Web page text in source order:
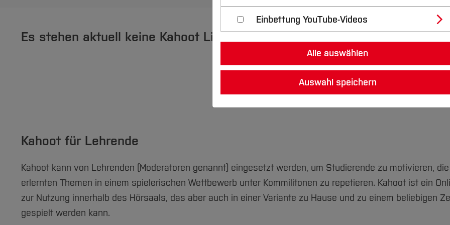
Es stehen aktuell keine Kahoot Lizenzen mehr zur Verfügung!!!
Kahoot für Lehrende
Kahoot kann von Lehrenden (Moderatoren genannt) eingesetzt werden, um Studierende zu motivieren,
erlernten Themen in einem spielerischen Wettbewerb unter Kommilitonen zu repetieren. Kahoot ist ein
zur Nutzung innerhalb des Hörsaals, das aber auch in einer Variante zu Hause und zu einem beliebigen
gespielt werden kann.
Einbettung YouTube-Videos
Alle auswählen
Auswahl speichern